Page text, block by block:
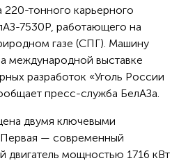
220-тонного карьерного
7530Р, работающего на
газе (СПГ). Машину
международной выставке
разработок «Уголь России
пресс-служба БелАЗа.
двумя ключевыми
— современный
двигатель мощностью 1716 кВт